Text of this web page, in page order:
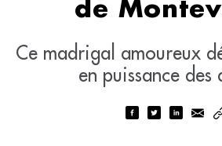
de
Ce madrigal amoureux
en puissance des